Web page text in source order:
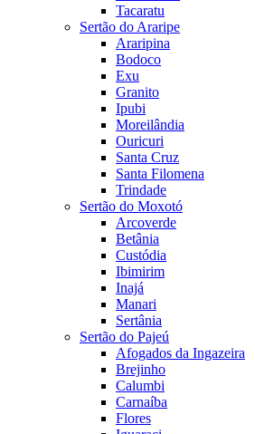
Tacaratu
Sertão do Araripe
Araripina
Bodoco
Exu
Granito
Ipubi
Moreilândia
Ouricuri
Santa Cruz
Santa Filomena
Trindade
Sertão do Moxotó
Arcoverde
Betânia
Custódia
Ibimirim
Inajá
Manari
Sertânia
Sertão do Pajeú
Afogados da Ingazeira
Brejinho
Calumbi
Carnaíba
Flores